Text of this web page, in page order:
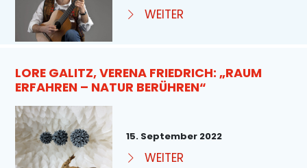
WEITER
LORE GALITZ, VERENA FRIEDRICH: „RAUM
ERFAHREN – NATUR BERÜHREN“
15. September 2022
WEITER